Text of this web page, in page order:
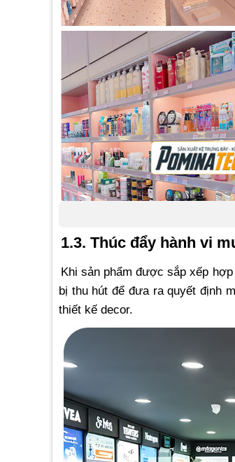
1.3. Thúc đẩy hành vi
Khi sản phẩm được sắp xếp
bị thu hút để đưa ra quyết định
thiết kế decor.